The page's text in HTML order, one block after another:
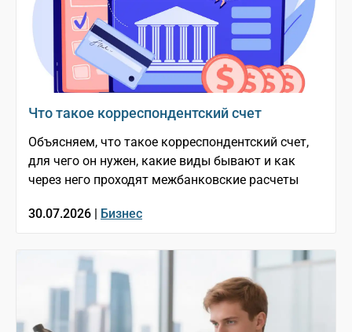
Что такое корреспондентский счет
Объясняем, что такое корреспондентский счет,
для чего он нужен, какие виды бывают и как
через него проходят межбанковские расчеты
30.07.2026 | Бизнес